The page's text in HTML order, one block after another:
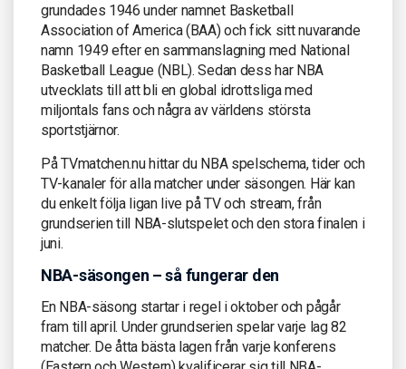
grundades 1946 under namnet Basketball
Association of America (BAA) och fick sitt nuvarande
namn 1949 efter en sammanslagning med National
Basketball League (NBL). Sedan dess har NBA
utvecklats till att bli en global idrottsliga med
miljontals fans och några av världens största
sportstjärnor.
På TVmatchen.nu hittar du NBA spelschema, tider och
TV-kanaler för alla matcher under säsongen. Här kan
du enkelt följa ligan live på TV och stream, från
grundserien till NBA-slutspelet och den stora finalen i
juni.
NBA-säsongen – så fungerar den
En NBA-säsong startar i regel i oktober och pågår
fram till april. Under grundserien spelar varje lag 82
matcher. De åtta bästa lagen från varje konferens